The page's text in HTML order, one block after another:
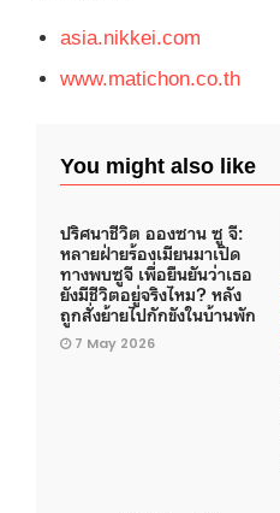
asia.nikkei.com
www.matichon.co.th
You might also like
ปริศนาชีวิต อองซาน ซู จี:
หลายฝ่ายร้องเมียนมาเปิด
ทางพบซูจี เพื่อยืนยันว่าเธอ
ยังมีชีวิตอยู่จริงไหม? หลัง
ถูกสั่งย้ายไปกักขังในบ้านพัก
7 May 2026